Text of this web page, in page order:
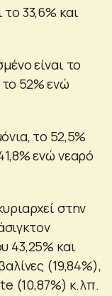
33,6% και
είναι το
52% ενώ
το 52,5%
ενώ νεαρό
στην
43,25% και
(19,84%),
(10,87%) κ.λπ.